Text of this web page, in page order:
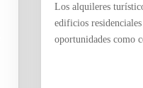
Los alquileres
edificios
oportunidades como